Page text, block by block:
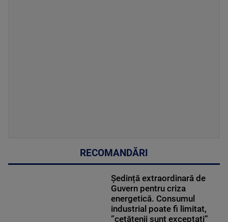
RECOMANDĂRI
Ședință extraordinară de
Guvern pentru criza
energetică. Consumul
industrial poate fi limitat,
”cetățenii sunt exceptați”